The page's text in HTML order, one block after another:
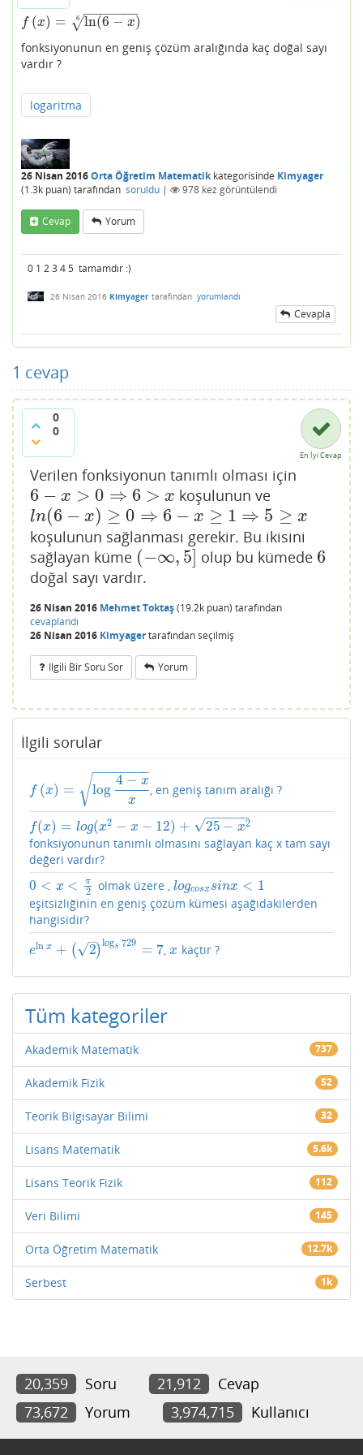
f (x) = ln(6 − x)
− −
−−−−−
√
6
f(x)=ln (6− x)6
fonksiyonunun en geniş çözüm aralığında kaç doğal sayı
vardır ?
logaritma
26 Nisan 2016Orta Öğretim Matematikkategorisinde Kimyager
(1.3k puan) tarafından soruldu | 978 kez görüntülendi
Cevap Yorum
0 1 2 3 4 5 tamamdır :)
26 Nisan 2016 Kimyager tarafından yorumlandı
Cevapla
1 cevap
0
0
En İyi Cevap
Verilen fonksiyonun tanımlı olması için
6 − x > 0 ⇒ 6 > x
6−x>0⇒6 >x koşulunun ve
ln(6 − x) ≥ 0 ⇒ 6 − x ≥ 1 ⇒ 5 ≥ x
ln(6− x)≥ 0⇒ 6−x≥ 1⇒5 ≥x
koşulunun sağlanması gerekir. Bu ikisini
sağlayan küme (−∞, 5]
(−∞,5] olup bu kümede 6
6
doğal sayı vardır.
26 Nisan 2016 Mehmet Toktaş(19.2k puan) tarafından
cevaplandı
26 Nisan 2016 Kimyagertarafındanseçilmiş
Ilgili Bir Soru Sor Yorum
İlgili sorular
f (x) = log
4 − x
x
− −
−−−−−−
√
f(x)=log4 −x x , en geniş tanım aralığı ?
f(x) = log(x2 − x − 12) + 25 − x2
− −
−−−−
√
f(x)=l g( x2−x−12 )+25 −x2
fonksiyonunun tanımlı olmasını sağlayan kaç x tam sayı
değeri vardır?
0 < x < π
2
0 <x< π2 olmak üzere , logcosxsinx < 1
logcosxsinx< 1
eşitsizliğinin en geniş çözüm kümesi aşağıdakilerden
hangisidir?
eln x + ( 2
–
√ )log8 729 = 7
elnx +(2 log8729= 7 ,x
x kaçtır ?
Tüm kategoriler
Akademik Matematik 737
Akademik Fizik 52
Teorik Bilgisayar Bilimi 32
Lisans Matematik 5.6k
Lisans Teorik Fizik 112
Veri Bilimi 145
Orta Öğretim Matematik 12.7k
Serbest 1k
20,359 Soru 21,912
Cevap
73,672
Yorum 3,974,715 Kullanıcı